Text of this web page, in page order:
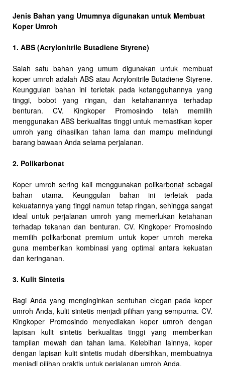
Jenis Bahan yang Umumnya digunakan untuk Membuat
Koper Umroh
1. ABS (Acrylonitrile Butadiene Styrene)
Salah satu bahan yang umum digunakan untuk membuat
koper umroh adalah ABS atau Acrylonitrile Butadiene Styrene.
Keunggulan bahan ini terletak pada ketangguhannya yang
tinggi, bobot yang ringan, dan ketahanannya terhadap
benturan. CV. Kingkoper Promosindo telah memilih
menggunakan ABS berkualitas tinggi untuk memastikan koper
umroh yang dihasilkan tahan lama dan mampu melindungi
barang bawaan Anda selama perjalanan.
2. Polikarbonat
Koper umroh sering kali menggunakanpolikarbonat sebagai
bahan utama. Keunggulan bahan ini terletak pada
kekuatannya yang tinggi namun tetap ringan, sehingga sangat
ideal untuk perjalanan umroh yang memerlukan ketahanan
terhadap tekanan dan benturan. CV. Kingkoper Promosindo
memilih polikarbonat premium untuk koper umroh mereka
guna memberikan kombinasi yang optimal antara kekuatan
dan keringanan.
3. Kulit Sintetis
Bagi Anda yang menginginkan sentuhan elegan pada koper
umroh Anda, kulit sintetis menjadi pilihan yang sempurna. CV.
Kingkoper Promosindo menyediakan koper umroh dengan
lapisan kulit sintetis berkualitas tinggi yang memberikan
tampilan mewah dan tahan lama. Kelebihan lainnya, koper
dengan lapisan kulit sintetis mudah dibersihkan, membuatnya
menjadi pilihan praktis untuk perjalanan umroh Anda.